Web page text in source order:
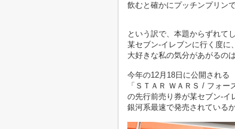
飲むと確かにプッチンプリン
という訳で、本題からずれて
某セブン-イレブンに行く度に
大好きな私の気分があがるのは
今年の12月18日に公開される
「ＳＴＡＲ ＷＡＲＳ / フォー
の先行前売り券が某セブン-イ
銀河系最速で発売されているか